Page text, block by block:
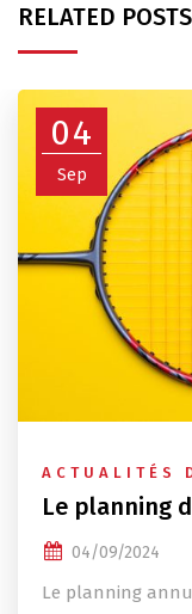
RELATED POSTS
04
Sep
ACTUALITÉS
Le planning
04/09/2024
Le planning